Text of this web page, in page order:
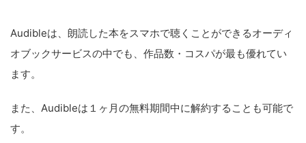
Audibleは、朗読した本をスマホで聴くことができるオーディ
オブックサービスの中でも、作品数・コスパが最も優れてい
ます。
また、Audibleは１ヶ月の無料期間中に解約することも可能で
す。